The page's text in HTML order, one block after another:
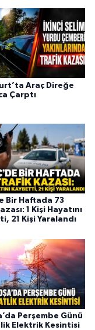
Araç Direğe
Çarptı
Bir Haftada 73
1 Kişi Hayatını
21 Kişi Yaralandı
Perşembe Günü
Elektrik Kesintisi